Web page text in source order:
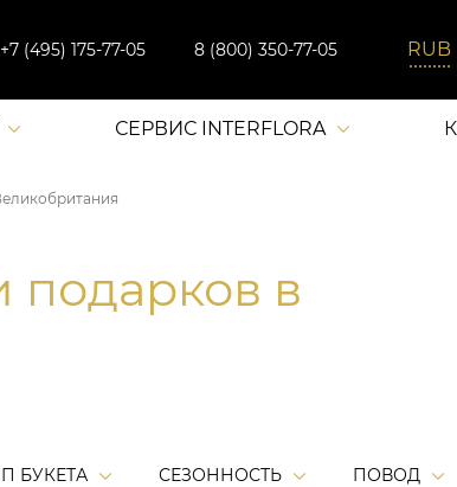
+7 (495) 175-77-05 8 (800) 350-77-05
СЕРВИС INTERFLORA
подарков в
БУКЕТА СЕЗОННОСТЬ ПОВОД